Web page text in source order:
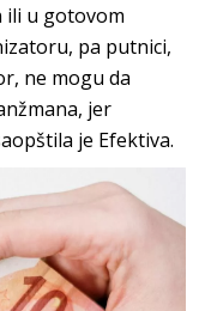
ili u gotovom
pa putnici,
ne mogu da
jer
je Efektiva.